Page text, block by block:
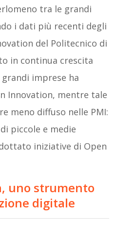
tra le grandi
i dati più recenti degli
del Politecnico di
in continua crescita
imprese ha
Innovation, mentre tale
meno diffuso nelle PMI:
piccole e medie
iniziative di Open
uno strumento
digitale